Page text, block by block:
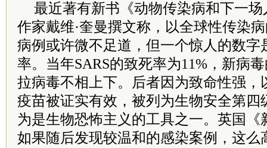
最近著有新书《动物传染病和下一
作家戴维·奎曼撰文称，以全球性传染
病例或许微不足道，但一个惊人的数字
率。当年SARS的致死率为11%，新病
拉病毒不相上下。后者因为致命性强，
疫苗被证实有效，被列为生物安全第四
为是生物恐怖主义的工具之一。英国《
如果随后发现较温和的感染案例，这么